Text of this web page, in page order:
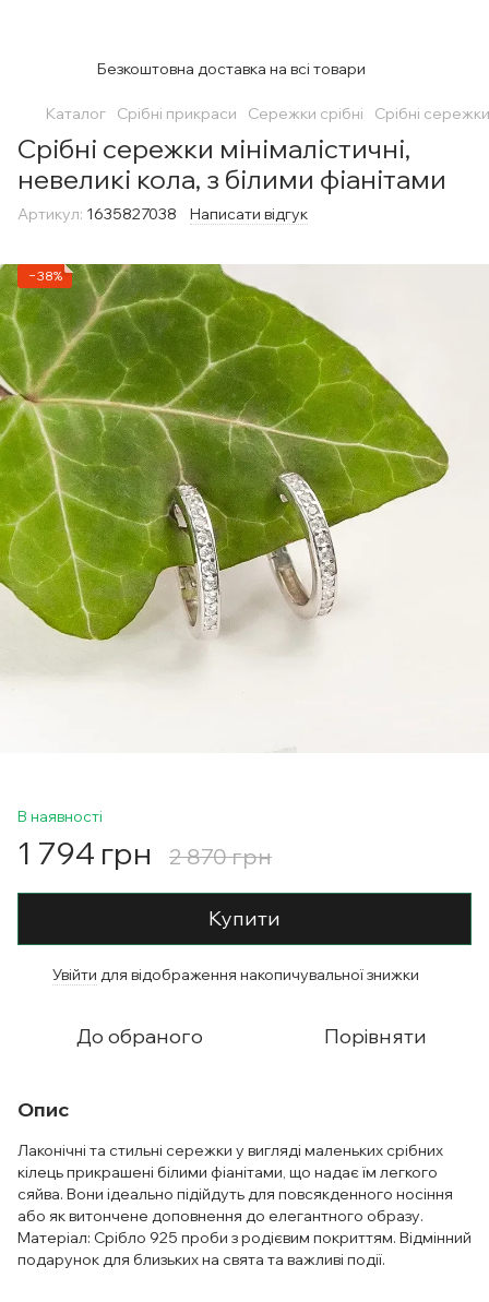
Безкоштовна доставка на всі товари
Каталог Срібні прикраси Сережки срібні Срібні сережки
Срібні сережки мінімалістичні,
невеликі кола, з білими фіанітами
Артикул: 1635827038 Написати відгук
−38%
В наявності
1 794 грн 2 870 грн
Купити
Увійти для відображення накопичувальної знижки
До обраного Порівняти
Опис
Лаконічні та стильні сережки у вигляді маленьких срібних
кілець прикрашені білими фіанітами, що надає їм легкого
сяйва. Вони ідеально підійдуть для повсякденного носіння
або як витончене доповнення до елегантного образу.
Матеріал: Срібло 925 проби з родієвим покриттям. Відмінний
подарунок для близьких на свята та важливі події.